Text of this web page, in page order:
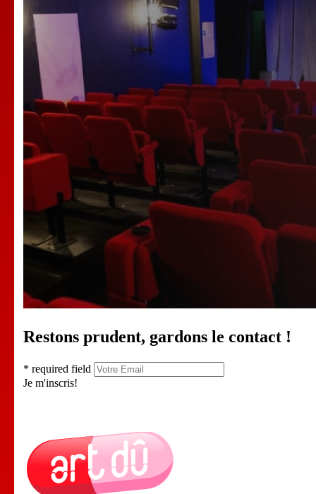
Restons prudent, gardons le contact !
* required field
Je m'inscris!